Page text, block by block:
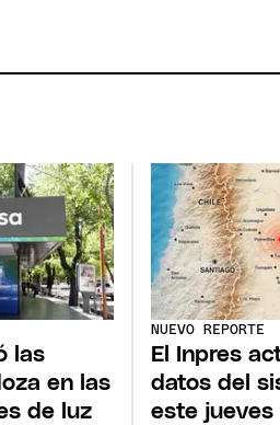
las
en las
de luz
NUEVO REPORTE
El Inpres
datos del
este jueves